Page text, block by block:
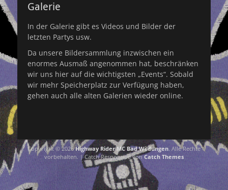
Galerie
In der Galerie gibt es Videos und Bilder der
letzten Partys usw.
Da unsere Bildersammlung inzwischen ein
enormes Ausmaß angenommen hat, beschränken
wir uns hier auf die wichtigsten „Events“. Sobald
wir mehr Speicherplatz zur Verfügung haben,
gehen auch alle alten Galerien wieder online.
Copyright © 2026Highway Rider MC Bad Wildungen. Alle Rechte
vorbehalten. | Catch Responsive vonCatch Themes